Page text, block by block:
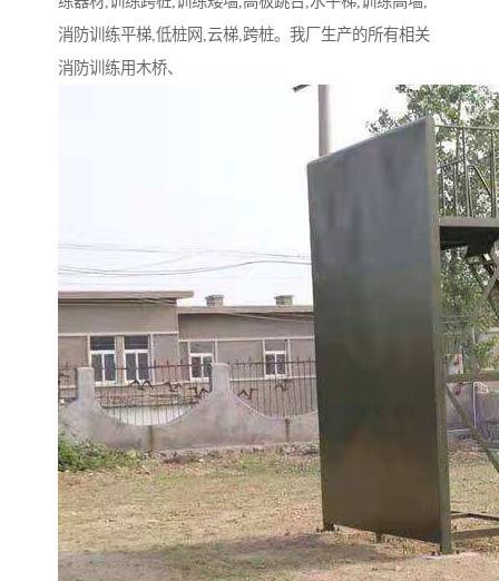
消防训练平梯,低桩网,云梯,跨桩。我厂生产的所有相关
消防训练用木桥、